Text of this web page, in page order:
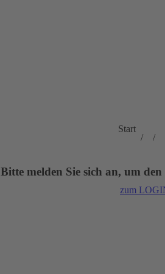
Sie befinden
Start
Bitte melden Sie sich an, um
zum